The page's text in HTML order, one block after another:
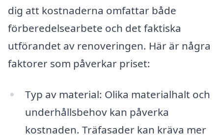
dig att kostnaderna omfattar både
förberedelsearbete och det faktiska
utförandet av renoveringen. Här är några
faktorer som påverkar priset:
Typ av material: Olika materialhalt och
underhållsbehov kan påverka
kostnaden. Träfasader kan kräva mer